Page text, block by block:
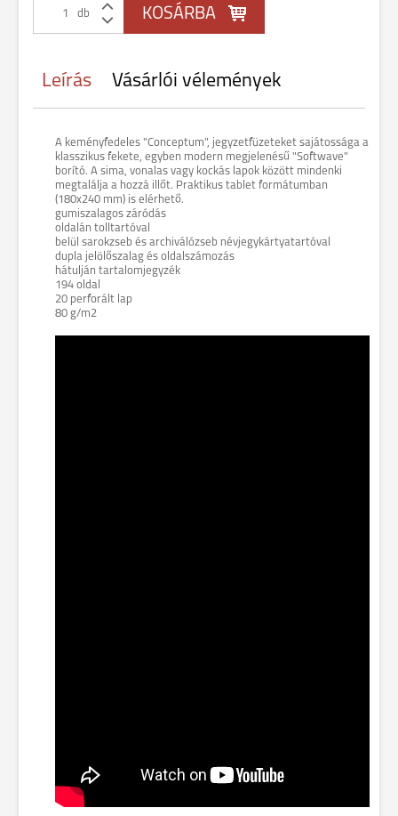
db
Leírás Vásárlói vélemények
A keményfedeles "Conceptum", jegyzetfüzeteket sajátossága a
klasszikus fekete, egyben modern megjelenésű "Softwave"
borító. A sima, vonalas vagy kockás lapok között mindenki
megtalálja a hozzá illőt. Praktikus tablet formátumban
(180x240 mm) is elérhető.
gumiszalagos záródás
oldalán tolltartóval
belül sarokzseb és archiválózseb névjegykártyatartóval
dupla jelölőszalag és oldalszámozás
hátulján tartalomjegyzék
194 oldal
20 perforált lap
80 g/m2